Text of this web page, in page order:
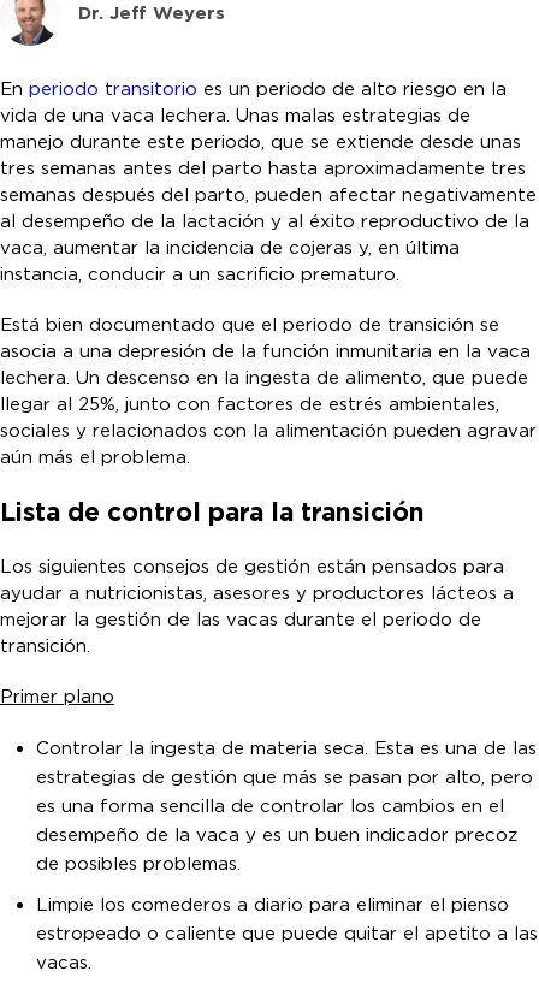
Dr. Jeff Weyers
En periodo transitorio es un periodo de alto riesgo en la
vida de una vaca lechera. Unas malas estrategias de
manejo durante este periodo, que se extiende desde unas
tres semanas antes del parto hasta aproximadamente tres
semanas después del parto, pueden afectar negativamente
al desempeño de la lactación y al éxito reproductivo de la
vaca, aumentar la incidencia de cojeras y, en última
instancia, conducir a un sacrificio prematuro.
Está bien documentado que el periodo de transición se
asocia a una depresión de la función inmunitaria en la vaca
lechera. Un descenso en la ingesta de alimento, que puede
llegar al 25%, junto con factores de estrés ambientales,
sociales y relacionados con la alimentación pueden agravar
aún más el problema.
Lista de control para la transición
Los siguientes consejos de gestión están pensados para
ayudar a nutricionistas, asesores y productores lácteos a
mejorar la gestión de las vacas durante el periodo de
transición.
Primer plano
Controlar la ingesta de materia seca. Esta es una de las
estrategias de gestión que más se pasan por alto, pero
es una forma sencilla de controlar los cambios en el
desempeño de la vaca y es un buen indicador precoz
de posibles problemas.
Limpie los comederos a diario para eliminar el pienso
estropeado o caliente que puede quitar el apetito a las
vacas.